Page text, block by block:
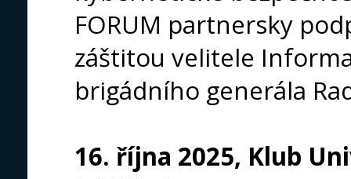
FORUM partnersky
záštitou velitele
brigádního generála
16. října 2025, Klub